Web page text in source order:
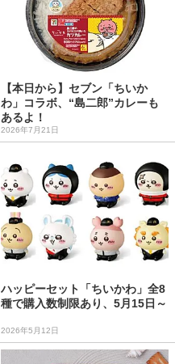
【本日から】セブン「ちいか
わ」コラボ、“島二郎”カレーも
あるよ！
2026年7月21日
ハッピーセット「ちいかわ」全8
種で購入数制限あり、5月15日～
2026年5月12日